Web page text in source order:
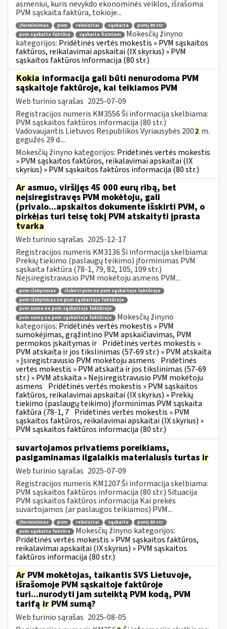
asmeniui, kuris nevykdo ekonominės veiklos, išrašoma
PVM sąskaita faktūra, tokioje...
įforminimas pvm rekvizitai sąskaita
pvmį 80 str
pvm sąskaita faktūra
sąskaita fiziniam
Mokesčių žinyno
kategorijos: Pridėtinės vertės mokestis » PVM sąskaitos
faktūros, reikalavimai apskaitai (IX skyrius) » PVM
sąskaitos faktūros informacija (80 str.)
Kokia informacija gali būti nenurodoma PVM
sąskaitoje faktūroje, kai teikiamos PVM
Web turinio sąrašas 2025-07-09
Registracijos numeris KM3556 Ši informacija skelbiama:
PVM sąskaitos faktūros informacija (80 str.)
Vadovaujantis Lietuvos Respublikos Vyriausybės 2002 m.
gegužės 29 d....
Mokesčių žinyno kategorijos: Pridėtinės vertės mokestis
» PVM sąskaitos faktūros, reikalavimai apskaitai (IX
skyrius) » PVM sąskaitos faktūros informacija (80 str.)
Ar asmuo, viršijęs 45 000 eurų ribą, bet
neįsiregistravęs PVM mokėtoju, gali
(privalo...apskaitos dokumente išskirti PVM, o
pirkėjas turi teisę tokį PVM atskaityti įprasta
tvarka
Web turinio sąrašas 2025-12-17
Registracijos numeris KM3136 Ši informacija skelbiama:
Prekių tiekimo (paslaugų teikimo) įforminimas PVM
sąskaita faktūra (78-1, 79, 82, 105, 109 str.)
Neįsiregistravusio PVM mokėtoju asmens PVM...
pvm išskyrimas
išskirti pvm ne pvm sąskaitoje faktūroje
pvm išskyrimas ne pvm sąskaitoje faktūroje
pvm suma ne pvm sąskaitoje faktūroje
pvm sumą ne pvm sąskaitoje faktūroje
Mokesčių žinyno
kategorijos: Pridėtinės vertės mokestis » PVM
sumokėjimas, grąžintino PVM apskaičiavimas, PVM
permokos įskaitymas ir Pridėtinės vertės mokestis »
PVM atskaita ir jos tikslinimas (57-69 str.) » PVM atskaita
» Įsiregistravusio PVM mokėtoju asmens Pridėtinės
vertės mokestis » PVM atskaita ir jos tikslinimas (57-69
str.) » PVM atskaita » Neįsiregistravusio PVM mokėtoju
asmens Pridėtinės vertės mokestis » PVM sąskaitos
faktūros, reikalavimai apskaitai (IX skyrius) » Prekių
tiekimo (paslaugų teikimo) įforminimas PVM sąskaita
faktūra (78-1, 7 Pridėtinės vertės mokestis » PVM
sąskaitos faktūros, reikalavimai apskaitai (IX skyrius) »
PVM sąskaitos faktūros informacija (80 str.)
suvartojamos privatiems poreikiams,
pasigaminamas ilgalaikis materialusis turtas ir
Web turinio sąrašas 2025-07-09
Registracijos numeris KM1207 Ši informacija skelbiama:
PVM sąskaitos faktūros informacija (80 str.) Situacija
PVM sąskaitos faktūros informacija Kai prekės
suvartojamos (ar paslaugos teikiamos) PVM...
įforminimas pvm rekvizitai sąskaita
pvmį 80 str
pvm sąskaita faktūra
Mokesčių žinyno kategorijos:
Pridėtinės vertės mokestis » PVM sąskaitos faktūros,
reikalavimai apskaitai (IX skyrius) » PVM sąskaitos
faktūros informacija (80 str.)
Ar PVM mokėtojas, taikantis SVS Lietuvoje,
išrašomoje PVM sąskaitoje faktūroje
turi...nurodyti jam suteiktą PVM kodą, PVM
tarifą ir PVM sumą?
Web turinio sąrašas 2025-08-05